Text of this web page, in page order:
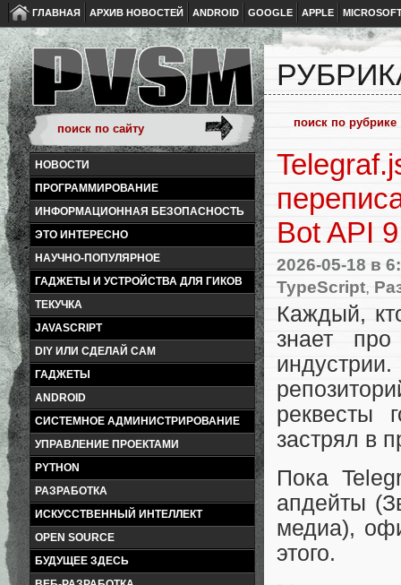
ГЛАВНАЯ АРХИВ НОВОСТЕЙ ANDROID GOOGLE APPLE
НОВОСТИ
ПРОГРАММИРОВАНИЕ
ИНФОРМАЦИОННАЯ БЕЗОПАСНОСТЬ
ЭТО ИНТЕРЕСНО
НАУЧНО-ПОПУЛЯРНОЕ
ГАДЖЕТЫ И УСТРОЙСТВА ДЛЯ ГИКОВ
ТЕКУЧКА
JAVASCRIPT
DIY ИЛИ СДЕЛАЙ САМ
ГАДЖЕТЫ
ANDROID
СИСТЕМНОЕ АДМИНИСТРИРОВАНИЕ
УПРАВЛЕНИЕ ПРОЕКТАМИ
PYTHON
РАЗРАБОТКА
ИСКУССТВЕННЫЙ ИНТЕЛЛЕКТ
OPEN SOURCE
БУДУЩЕЕ ЗДЕСЬ
Bot API
2026-05-18 в
TypeScript,
Каждый,
знает
реквесты
застрял в
Пока
апдейты
медиа),
этого.